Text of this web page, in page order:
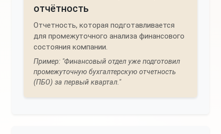
отчётность
Отчетность, которая подготавливается
для промежуточного анализа финансового
состояния компании.
Пример: "Финансовый отдел уже подготовил
промежуточную бухгалтерскую отчетность
(ПБО) за первый квартал."